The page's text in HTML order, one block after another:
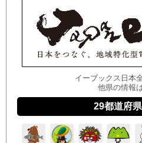
イーブックス日本
他県の情報
29都道府